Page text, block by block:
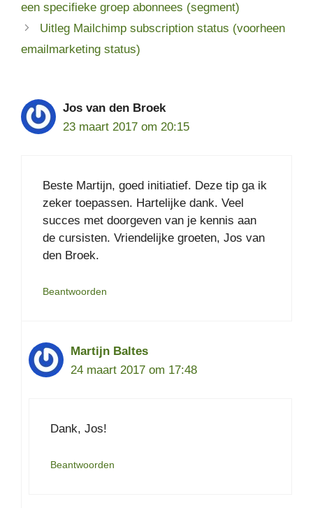
een specifieke groep abonnees (segment)
Uitleg Mailchimp subscription status (voorheen
emailmarketing status)
Jos van den Broek
23 maart 2017 om 20:15
Beste Martijn, goed initiatief. Deze tip ga ik
zeker toepassen. Hartelijke dank. Veel
succes met doorgeven van je kennis aan
de cursisten. Vriendelijke groeten, Jos van
den Broek.
Beantwoorden
Martijn Baltes
24 maart 2017 om 17:48
Dank, Jos!
Beantwoorden